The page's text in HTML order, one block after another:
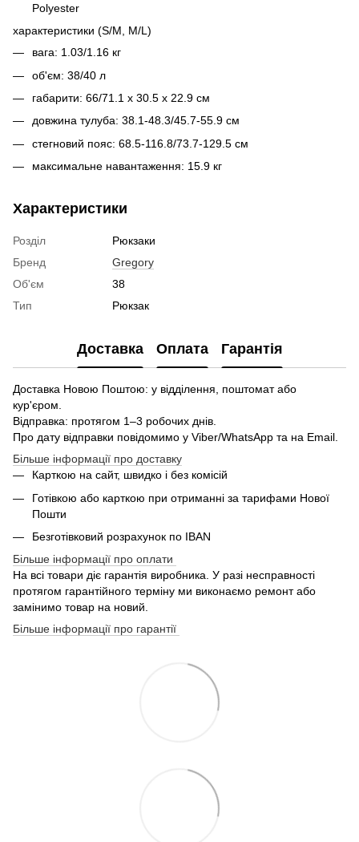
Polyester
характеристики (S/M, M/L)
вага: 1.03/1.16 кг
об'єм: 38/40 л
габарити: 66/71.1 x 30.5 x 22.9 см
довжина тулуба: 38.1-48.3/45.7-55.9 см
стегновий пояс: 68.5-116.8/73.7-129.5 см
максимальне навантаження: 15.9 кг
Характеристики
Розділ
Рюкзаки
Бренд
Gregory
Об'єм
38
Тип
Рюкзак
Доставка Оплата Гарантія
Доставка Новою Поштою: у відділення, поштомат або
кур'єром.
Відправка: протягом 1–3 робочих днів.
Про дату відправки повідомимо у Viber/WhatsApp та на Email.
Більше інформації про доставку
Карткою на сайт, швидко і без комісій
Готівкою або карткою при отриманні за тарифами Нової
Пошти
Безготівковий розрахунок по IBAN
Більше інформації про оплати
На всі товари діє гарантія виробника. У разі несправності
протягом гарантійного терміну ми виконаємо ремонт або
замінимо товар на новий.
Більше інформації про гарантії